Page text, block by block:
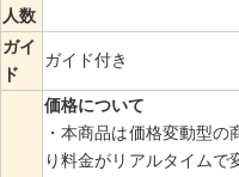
人数
ガイ
ド
ガイド付き
価格について
・本商品は価格変動型
り料金がリアルタイム